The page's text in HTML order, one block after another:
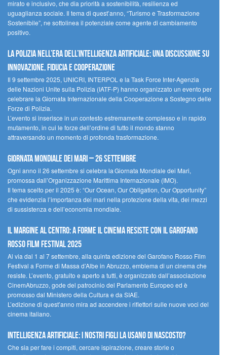
mirato e inclusivo, che dia priorità a sostenibilità, resilienza ed
uguaglianza sociale. Il tema di quest’anno, “Turismo e Trasformazione
Sostenibile”, ne sottolinea il potenziale come agente di cambiamento
positivo.
La polizia nell’era dell’Intelligenza Artificiale: una discussione su
innovazione, fiducia e cooperazione
Il 9 settembre 2025, UNICRI, INTERPOL e la Task Force Inter-Agenzia
delle Nazioni Unite sulla Polizia (IATF-P) hanno organizzato un evento per
celebrare la Giornata Internazionale della Cooperazione a Sostegno delle
Forze di Polizia.
L’evento si inserisce in un contesto estremamente complesso e in rapido
mutamento, in cui le forze dell’ordine di tutto il mondo stanno
attraversando un momento di profonda trasformazione.
Giornata Mondiale dei Mari – 26 settembre
Ogni anno il 26 settembre si celebra la Giornata Mondiale dei Mari,
promossa dall’Organizzazione Marittima Internazionale (IMO).
Il tema scelto per il 2025 è: “Our Ocean, Our Obligation, Our Opportunity”
che evidenzia l’importanza dei mari nella protezione della vita, dei mezzi
di sussistenza e dell’economia mondiale.
Il margine al centro: a Forme il cinema resiste con il Garofano
Rosso Film Festival 2025
Al via dal 1 al 7 settembre, alla quinta edizione del Garofano Rosso Film
Festival a Forme di Massa d’Albe in Abruzzo, emblema di un cinema che
resiste. L’evento, gratuito e aperto a tutti, è organizzato dall’associazione
CinemAbruzzo, gode del patrocinio del Parlamento Europeo ed è
promosso dal Ministero della Cultura e da SIAE.
L’edizione di quest’anno mira ad accendere i riflettori sulle nuove voci del
cinema italiano.
Intelligenza artificiale: i nostri figli la usano di nascosto?
Che sia per fare i compiti, cercare ispirazione, creare storie o